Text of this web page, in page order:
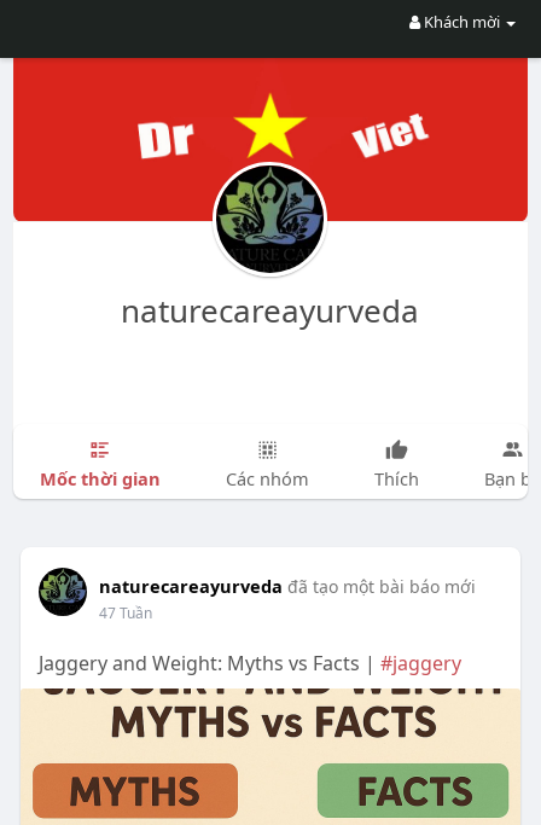
Khách mời
naturecareayurveda
Mốc thời gian Các nhóm Thích Bạn bè
naturecareayurveda đã tạo một bài báo mới
47 Tuần
Jaggery and Weight: Myths vs Facts | #jaggery